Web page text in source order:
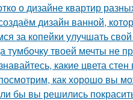
о дизайне квартир
дизайн ванной,
за копейки улучшать
тумбочку твоей мечты не
какие цвета
как хорошо вы
бы вы решились